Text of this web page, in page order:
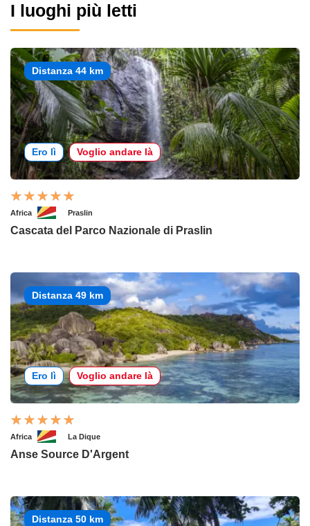
I luoghi più letti
Distanza 44 km
Ero lì Voglio andare là
Africa Praslin
Cascata del Parco Nazionale di Praslin
Distanza 49 km
Ero lì Voglio andare là
Africa La Dique
Anse Source D'Argent
Distanza 50 km